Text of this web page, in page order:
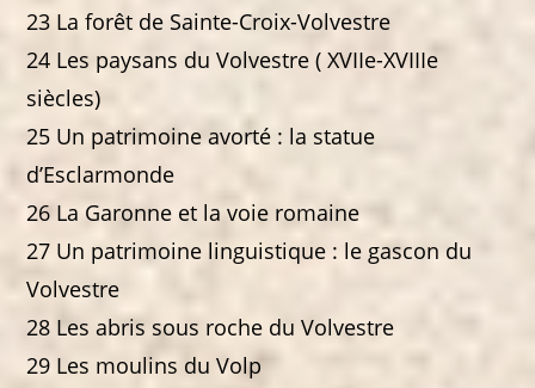
23 La forêt de Sainte-Croix-Volvestre
24 Les paysans du Volvestre ( XVIIe-XVIIIe
siècles)
25 Un patrimoine avorté : la statue
d’Esclarmonde
26 La Garonne et la voie romaine
27 Un patrimoine linguistique : le gascon du
Volvestre
28 Les abris sous roche du Volvestre
29 Les moulins du Volp